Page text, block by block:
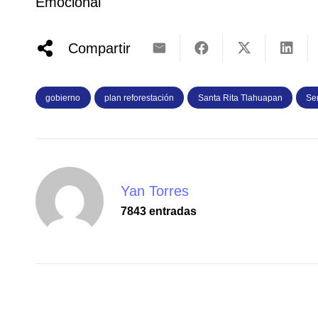
Compartir
gobierno plan reforestación Santa Rita Tlahuapan
Yan Torres
7843 entradas